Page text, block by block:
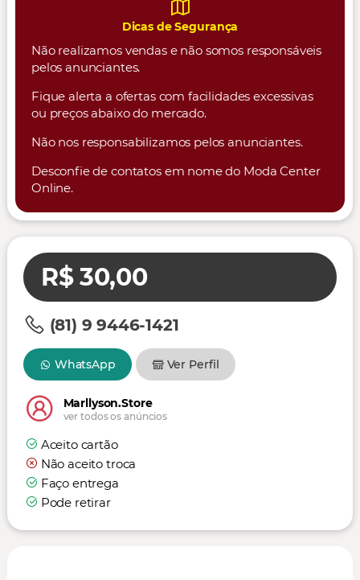
Dicas de Segurança
Não realizamos vendas e não somos responsáveis
pelos anunciantes.
Fique alerta a ofertas com facilidades excessivas
ou preços abaixo do mercado.
Não nos responsabilizamos pelos anunciantes.
Desconfie de contatos em nome do Moda Center
Online.
R$ 30,00
(81) 9 9446-1421
WhatsApp Ver Perfil
Marllyson.Store
ver todos os anúncios
Aceito cartão
Não aceito troca
Faço entrega
Pode retirar